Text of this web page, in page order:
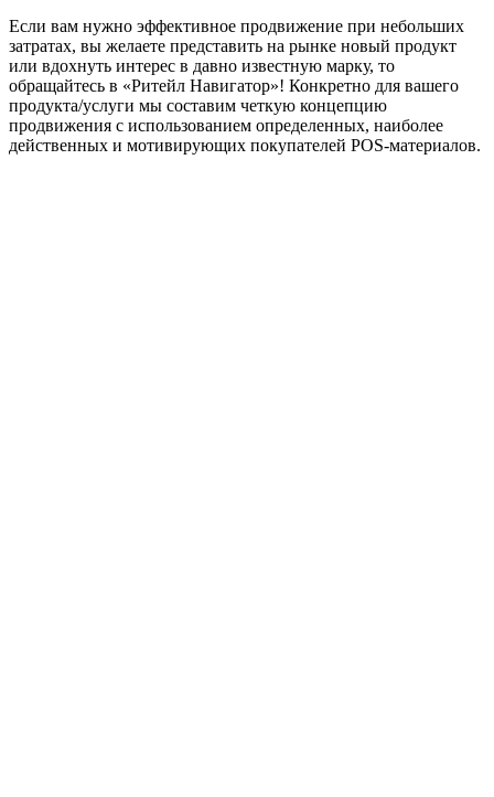
Если вам нужно эффективное продвижение при небольших
затратах, вы желаете представить на рынке новый продукт
или вдохнуть интерес в давно известную марку, то
обращайтесь в «Ритейл Навигатор»! Конкретно для вашего
продукта/услуги мы составим четкую концепцию
продвижения с использованием определенных, наиболее
действенных и мотивирующих покупателей POS-материалов.